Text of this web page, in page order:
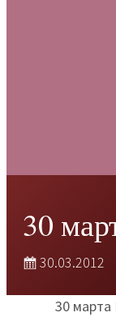
30
30.03.2012
30 марта